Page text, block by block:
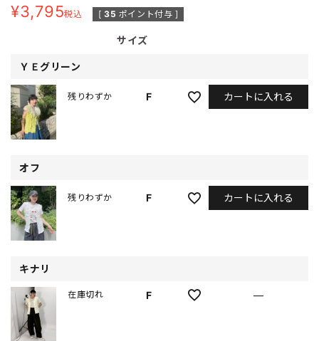
¥3,795税込 [ 35 ポイント付与 ]
サイズ
ＹＥグリーン
F
残りわずか カートに入れる
オフ
F
残りわずか カートに入れる
キナリ
F
在庫切れ —